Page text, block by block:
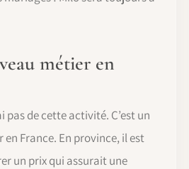
métier en
de cette activité. C’est un
France. En province, il est
un prix qui assurait une